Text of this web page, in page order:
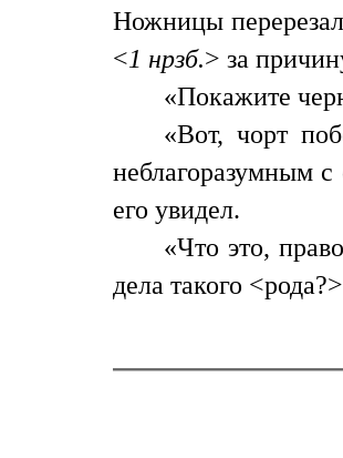
Ножницы
<1 нрзб.> за
«Покажите
«Вот, чорт
неблагоразумным
его увидел.
«Что это,
дела такого